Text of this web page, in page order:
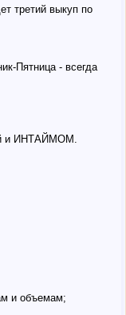
третий выкуп по
Пятница - всегда
и ИНТАЙМОМ.
и объемам;